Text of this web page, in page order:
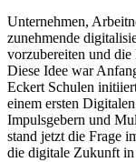
Unternehmen,
zunehmende
vorzubereiten und die
Diese Idee war
Eckert Schulen
einem ersten
Impulsgebern und
stand jetzt die Frage
die digitale Zukunft in